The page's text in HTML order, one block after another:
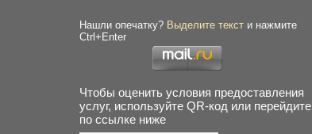
Нашли опечатку? Выделите текст и нажмите
Ctrl+Enter
Чтобы оценить условия предоставления
услуг, используйте QR-код или перейдите
по ссылке ниже